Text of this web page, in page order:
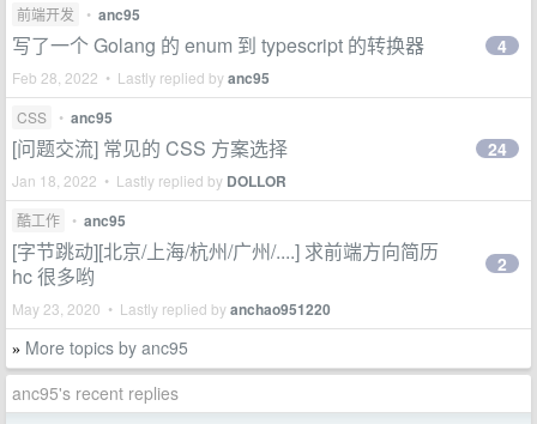
前端开发 • anc95
写了一个 Golang 的 enum 到 typescript 的转换器
Feb 28, 2022 • Lastly replied byanc95
4
CSS • anc95
[问题交流] 常见的 CSS 方案选择
Jan 18, 2022 • Lastly replied by DOLLOR
24
酷工作 • anc95
[字节跳动][北京/上海/杭州/广州/....] 求前端方向简历
hc 很多哟
May 23, 2020 • Lastly replied byanchao951220
2
» More topics by anc95
anc95's recent replies